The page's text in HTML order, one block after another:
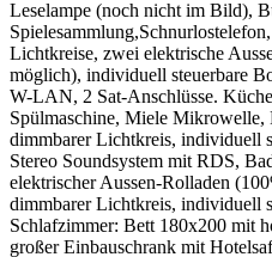
Leselampe (noch nicht im Bild),
Lichtkreise, zwei elektrische
möglich), individuell steuerbare
W-LAN, 2 Sat-Anschlüsse.
Spülmaschine, Miele Mikrowelle,
dimmbarer Lichtkreis, individuell
Stereo Soundsystem mit RDS,
elektrischer Aussen-Rolladen
dimmbarer Lichtkreis, individuell
Schlafzimmer: Bett 180x200 mit
großer Einbauschrank mit